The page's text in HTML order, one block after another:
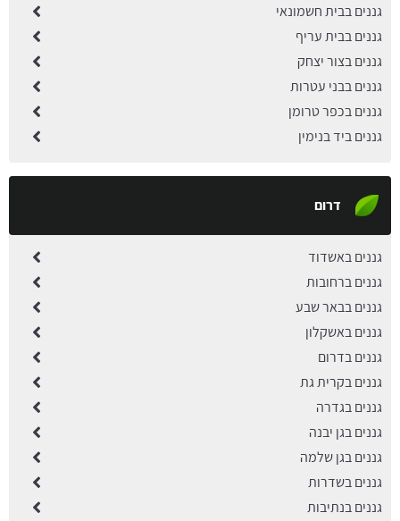
גננים בבית חשמונאי
גננים בבית עריף
גננים בצור יצחק
גננים בבני עטרות
גננים בכפר טרומן
גננים ביד בנימין
דרום
גננים באשדוד
גננים ברחובות
גננים בבאר שבע
גננים באשקלון
גננים בדרום
גננים בקרית גת
גננים בגדרה
גננים בגן יבנה
גננים בגן שלמה
גננים בשדרות
גננים בנתיבות